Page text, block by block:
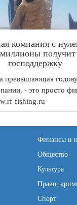
компания с
господдержку
превышающая
- это просто
fishing.ru
Финансы и
Общество
Культура
Право,
Спорт